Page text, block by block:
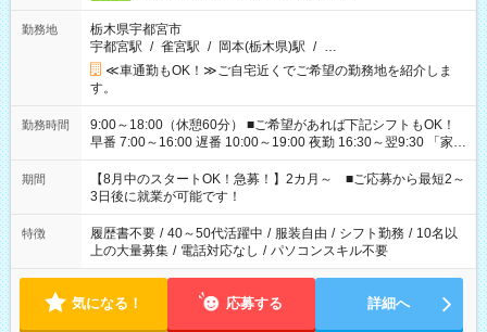
勤務地
栃木県宇都宮市
宇都宮駅 / 雀宮駅 / 岡本(栃木県)駅 / …
≪車通勤もOK！≫ご自宅近くでご希望の勤務地を紹介しま
す。
勤務時間
9:00～18:00（休憩60分） ■ご希望があれば下記シフトもOK！
早番 7:00～16:00 遅番 10:00～19:00 夜勤 16:30～翌9:30 「家族
と休みを合わせたい」 「余裕を持って夕飯の準備がしたい」
「できれば残業はしたくない」 など、ご希望を教えてください
ね。 ※Wワーク希望の方へ 今ご覧のお仕事で希望する勤務時間
と、もう1つのお仕事の勤務時間。 合計で週40時間を超える場
合は応募できません。
期間
【8月中のスタートOK！急募！】2カ月～ ■ご応募から最短2～
3日後に就業が可能です！
特徴 履歴書不要 / 40～50代活躍中 / 服装自由 / シフト勤務 / 10名以
上の大量募集 / 電話対応なし / パソコンスキル不要
気になる！ 応募する 詳細へ